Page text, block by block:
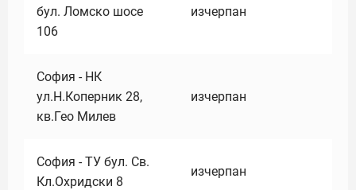
бул. Ломско шосе
106
изчерпан
София - НК
ул.Н.Коперник 28,
кв.Гео Милев
изчерпан
София - ТУ бул. Св.
Кл.Охридски 8
изчерпан